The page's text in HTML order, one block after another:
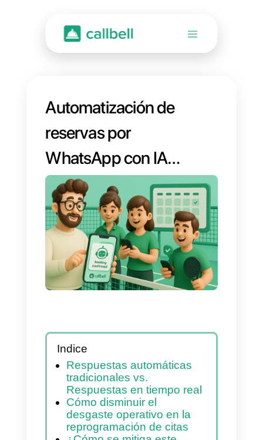
Automatización de
reservas por
WhatsApp con IA:
Gestiona tu agenda
24/7 sin perder
clientes
Indice